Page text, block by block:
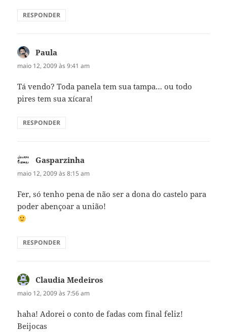
RESPONDER
Paula
maio 12, 2009 às 9:41 am
Tá vendo? Toda panela tem sua tampa… ou todo
pires tem sua xícara!
RESPONDER
Gasparzinha
maio 12, 2009 às 8:15 am
Fer, só tenho pena de não ser a dona do castelo para
poder abençoar a união!
RESPONDER
Claudia Medeiros
maio 12, 2009 às 7:56 am
haha! Adorei o conto de fadas com final feliz!
Beijocas